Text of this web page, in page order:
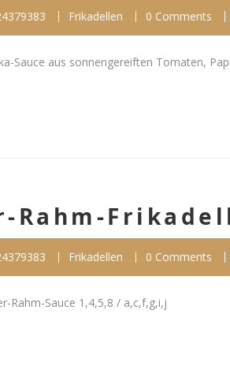
Frikadellen 0 Comments
Sauce aus sonnengereiften Tomaten,
Rahm-
Frikadellen 0 Comments
Rahm-Sauce 1,4,5,8 / a,c,f,g,i,j